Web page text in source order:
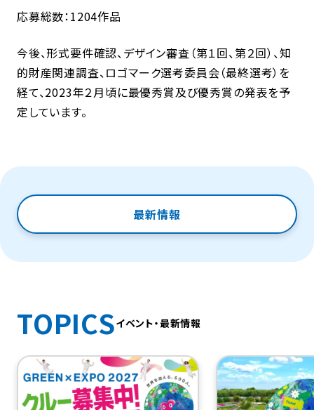
応募総数：1204作品
今後、形式要件確認、デザイン審査（第１回、第２回）、知
的財産関連調査、ロゴマーク選考委員会（最終選考）を
経て、2023年２月頃に最優秀賞及び優秀賞の発表を予
定しています。
最新情報
TOPICSイベント・最新情報
（新規タブで開きま